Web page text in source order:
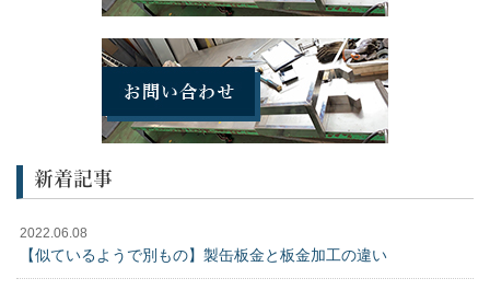
新着記事
2022.06.08
【似ているようで別もの】製缶板金と板金加工の違い